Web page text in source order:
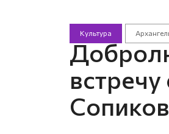
Культура